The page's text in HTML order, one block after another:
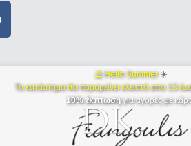
⛱ Hello Summer ☀️
Το κατάστημα θα παραμείνει κλειστό απο 13
10% έκπτωσηγια αγορές με